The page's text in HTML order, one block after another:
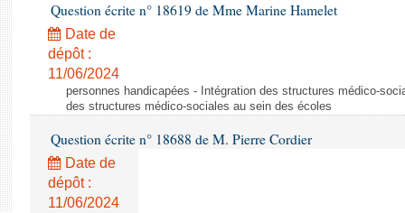
Question écrite n° 18619 de Mme Marine Hamelet
Date de
dépôt :
11/06/2024
personnes handicapées - Intégration des structures médico-
des structures médico-sociales au sein des écoles
Question écrite n° 18688 de M. Pierre Cordier
Date de
dépôt :
11/06/2024